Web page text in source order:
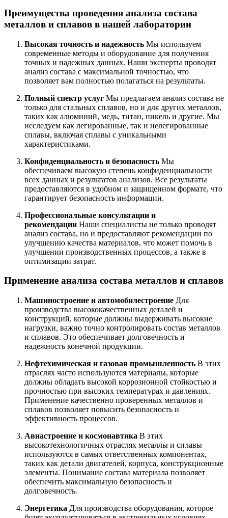
Преимущества проведения анализа состава
металлов и сплавов в нашей лаборатории
Высокая точность и надежность Мы используем
современные методы и оборудование для получения
точных и надежных данных. Наши эксперты проводят
анализ состава с максимальной точностью, что
позволяет вам полностью полагаться на результаты.
Полный спектр услуг Мы предлагаем анализ состава не
только для стальных сплавов, но и для других металлов,
таких как алюминий, медь, титан, никель и другие. Мы
исследуем как легированные, так и нелегированные
сплавы, включая сплавы с уникальными
характеристиками.
Конфиденциальность и безопасность Мы
обеспечиваем высокую степень конфиденциальности
всех данных и результатов анализов. Все результаты
предоставляются в удобном и защищенном формате, что
гарантирует безопасность информации.
Профессиональные консультации и
рекомендации Наши специалисты не только проводят
анализ состава, но и предоставляют рекомендации по
улучшению качества материалов, что может помочь в
улучшении производственных процессов, а также в
оптимизации затрат.
Применение анализа состава металлов и сплавов
Машиностроение и автомобилестроение Для
производства высококачественных деталей и
конструкций, которые должны выдерживать высокие
нагрузки, важно точно контролировать состав металлов
и сплавов. Это обеспечивает долговечность и
надежность конечной продукции.
Нефтехимическая и газовая промышленность В этих
отраслях часто используются материалы, которые
должны обладать высокой коррозионной стойкостью и
прочностью при высоких температурах и давлениях.
Применение качественно проверенных металлов и
сплавов позволяет повысить безопасность и
эффективность процессов.
Авиастроение и космонавтика В этих
высокотехнологичных отраслях металлы и сплавы
используются в самых ответственных компонентах,
таких как детали двигателей, корпуса, конструкционные
элементы. Понимание состава материала позволяет
обеспечить максимальную безопасность и
долговечность.
Энергетика Для производства оборудования, которое